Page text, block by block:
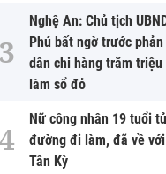
Nghệ An: Chủ tịch
Phú bất ngờ trước
dân chi hàng trăm
làm sổ đỏ
Nữ công nhân 19 tuổi
đường đi làm, đã về
Tân Kỳ